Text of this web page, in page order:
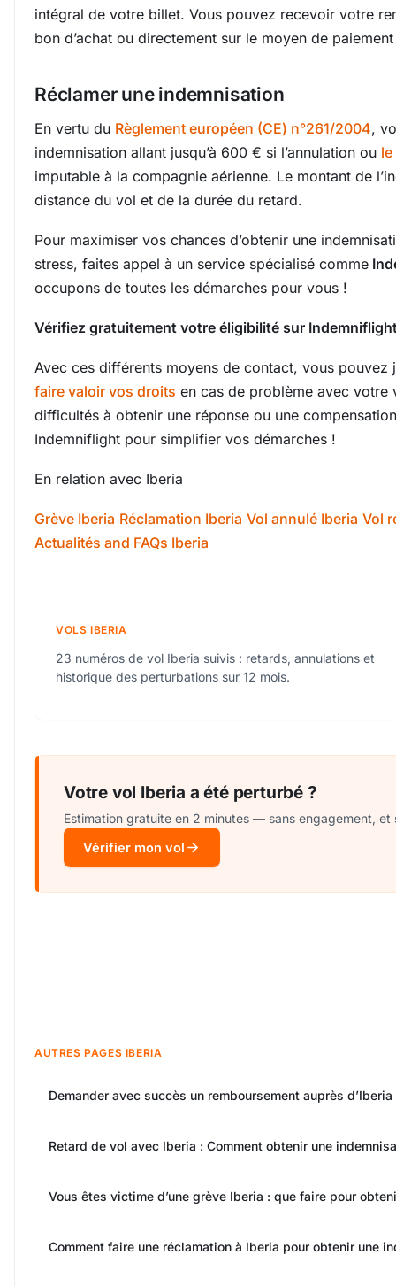
intégral de votre billet. Vous pouvez recevoir votre
bon d’achat ou directement sur le moyen de
Réclamer une indemnisation
En vertu du Règlement européen (CE) n°261/2004,
indemnisation allant jusqu’à 600 € si l’annulation ou
imputable à la compagnie aérienne. Le montant de
distance du vol et de la durée du retard.
Pour maximiser vos chances d’obtenir une
stress, faites appel à un service spécialisé comme
occupons de toutes les démarches pour vous !
Vérifiez gratuitement votre éligibilité sur
Avec ces différents moyens de contact, vous pouvez
faire valoir vos droits en cas de problème avec votre
difficultés à obtenir une réponse ou une
Indemniflight pour simplifier vos démarches !
En relation avec Iberia
Grève Iberia Réclamation Iberia Vol annulé Iberia Vol
Actualités and FAQs Iberia
VOLS IBERIA
23 numéros de vol Iberia suivis : retards, annulations et
historique des perturbations sur 12 mois.
Votre vol Iberia a été perturbé ?
Estimation gratuite en 2 minutes — sans engagement, et
Vérifier mon vol
AUTRES PAGES IBERIA
Demander avec succès un remboursement auprès d’Iberia
Retard de vol avec Iberia : Comment obtenir une
Vous êtes victime d’une grève Iberia : que faire pour
Comment faire une réclamation à Iberia pour obtenir une